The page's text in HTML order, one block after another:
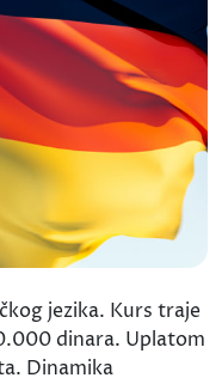
jezika. Kurs traje
dinara. Uplatom
Dinamika